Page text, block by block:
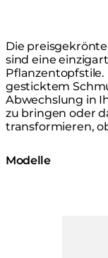
Die
sind eine
gesticktem
Abwechslung in
zu bringen oder
transformieren,
Modelle